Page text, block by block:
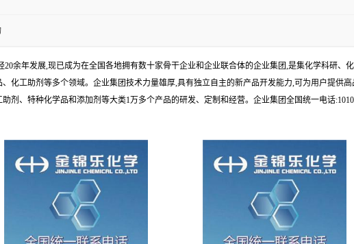
余年发展,现已成为在全国各地拥有数十家骨干企业和企业联合体的企业集团,是集化学科研、
化工助剂等多个领域。企业集团技术力量雄厚,具有独立自主的新产品开发能力,可为用户提供
剂、特种化学品和添加剂等大类1万多个产品的研发、定制和经营。企业集团全国统一电话